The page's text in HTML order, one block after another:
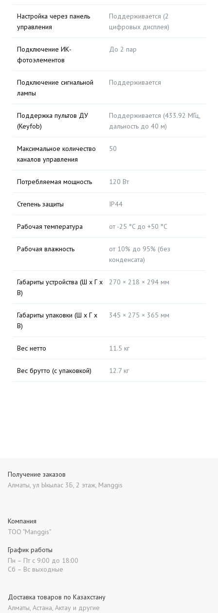
Настройка через панель
управления
Поддерживается (2
цифровых дисплея)
Подключение ИК-
фотоэлементов
До 2 пар
Подключение сигнальной
лампы
Поддерживается
Поддержка пультов ДУ
(Keyfob)
Поддерживается (433.92 МГц,
дальность до 40 м)
Максимальное количество
каналов управления
50
Потребляемая мощность 120 Вт
Степень защиты IP44
Рабочая температура от -25 °C до +50 °C
Рабочая влажность
от 10% до 95% (без
конденсата)
Габариты устройства (Ш x Г x
В)
270 × 218 × 294 мм
Габариты упаковки (Ш x Г x
В)
345 × 275 × 365 мм
Вес нетто 11.5 кг
Вес брутто (с упаковкой) 12.7 кг
Получение заказов
Алматы, ул Ыкылас 3Б, 2 этаж, Manggis
Компания
ТОО "Manggis"
Доставка товаров по Казахстану
Алматы, Астана, Актау и другие
График работы
Пн – Пт с 9:00 до 18:00
Сб – Вс выходные